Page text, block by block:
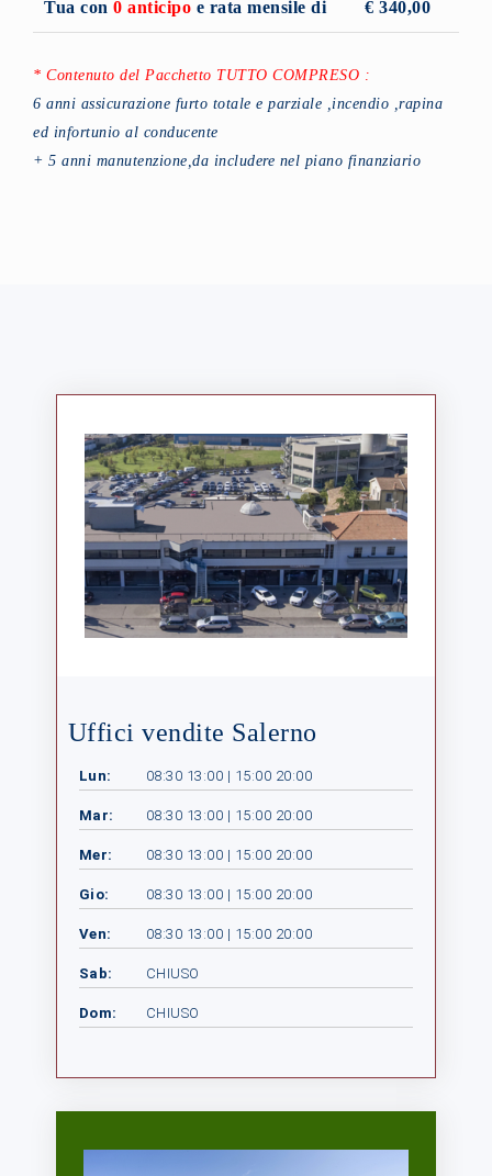
Tua con 0 anticipo e rata mensile di € 340,00
* Contenuto del Pacchetto TUTTO COMPRESO :
6 anni assicurazione furto totale e parziale ,incendio ,rapina
ed infortunio al conducente
+ 5 anni manutenzione,da includere nel piano finanziario
Uffici vendite Salerno
Lun: 08:30 13:00 | 15:00 20:00
Mar: 08:30 13:00 | 15:00 20:00
Mer: 08:30 13:00 | 15:00 20:00
Gio: 08:30 13:00 | 15:00 20:00
Ven: 08:30 13:00 | 15:00 20:00
Sab: CHIUSO
Dom: CHIUSO